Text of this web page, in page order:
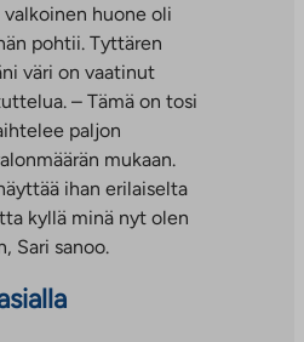
huone oli
pohtii. Tyttären
väri on vaatinut
– Tämä on tosi
paljon
mukaan.
ihan erilaiselta
kyllä minä nyt olen
Sari sanoo.